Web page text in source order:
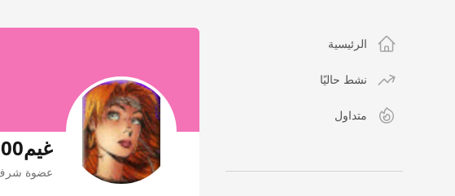
الرئيسية
نشط حاليًا
متداول
غيم2000
عضوة شرف